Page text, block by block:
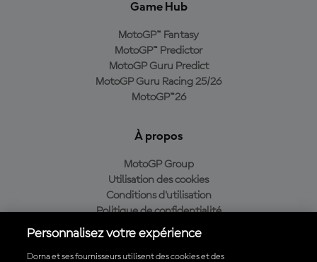
Game Hub
MotoGP™ Fantasy
MotoGP™ Predictor
MotoGP Guru Predict
MotoGP Guru Racing 25/26
MotoGP™26
À propos
MotoGP Group
Utilisation des cookies
Conditions d'utilisation
Politique de confidentialité
Politique d’achat
Personnalisez votre expérience
Dorna et ses fournisseurs utilisent des cookies et des